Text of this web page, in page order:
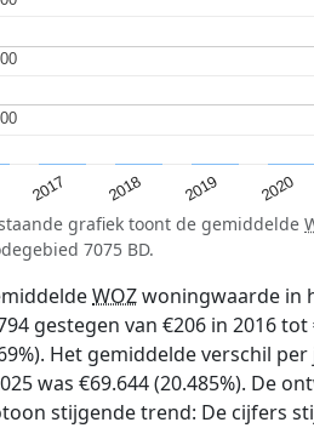
2017 2018 2019 2020
grafiek toont de gemiddelde
7075 BD.
WOZwoningwaarde in
gestegen van €206 in 2016
Het gemiddelde verschil
was €69.644 (20.485%). De
stijgende trend: De cijfers